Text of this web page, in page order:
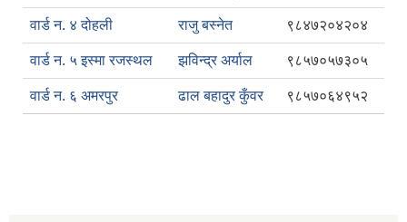
वार्ड न. ४ दोहली राजु बस्नेत ९८४७२०४२०४
वार्ड न. ५ इस्मा रजस्थल झविन्द्र अर्याल ९८५७०५७३०५
वार्ड न. ६ अमरपुर ढाल बहादुर कुँवर ९८५७०६४९५२